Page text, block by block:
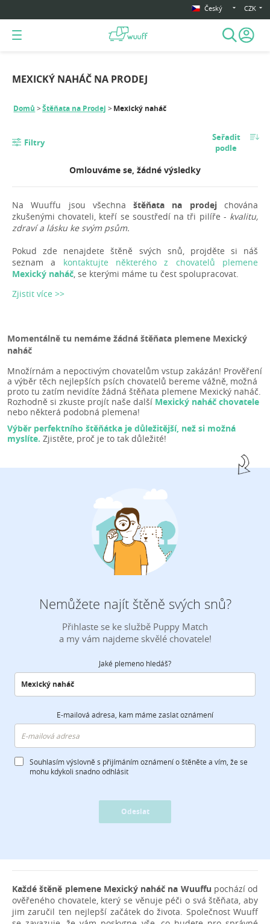
Český CZK
MEXICKÝ NAHÁČ NA PRODEJ
Domů Štěňata na Prodej Mexický naháč
Filtry
Seřadit
podle
Omlouváme se, žádné výsledky
Na Wuuffu jsou všechnaštěňata na prodejchována
zkušenými chovateli, kteří se soustředí na tři pilíře - kvalitu,
zdraví a lásku ke svým psům.
Pokud zde nenajdete štěně svých snů, projděte si náš
seznam a kontaktujte některého z chovatelů plemene
Mexický naháč, se kterými máme tu čest spolupracovat.
Zjistit více >>
Momentálně tu nemáme žádná štěňata plemene Mexický
naháč
Množírnám a nepoctivým chovatelům vstup zakázán! Prověření
a výběr těch nejlepších psích chovatelů bereme vážně, možná
proto tu zatím nevidíte žádná štěňata plemene Mexický naháč.
Rozhodně si zkuste projít naše další Mexický naháč chovatele
nebo některá podobná plemena!
Výběr perfektního štěňátka je důležitější, než si možná
myslíte. Zjistěte, proč je to tak důležité!
Nemůžete najít štěně svých snů?
Přihlaste se ke službě Puppy Match
a my vám najdeme skvělé chovatele!
Jaké plemeno hledáš?
E-mailová adresa, kam máme zaslat oznámení
Souhlasím výslovně s přijímáním oznámení o štěněte a vím, že se
mohu kdykoli snadno odhlásit
Odeslat
Každé štěně plemene Mexický naháč na Wuuffu pochází od
ověřeného chovatele, který se věnuje péči o svá štěňata, aby
jim zaručil ten nejlepší začátek do života. Společnost Wuuff